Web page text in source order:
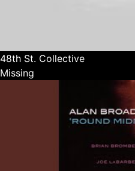
48th St. Collective
Missing